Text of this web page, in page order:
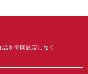
を毎回設定しなく